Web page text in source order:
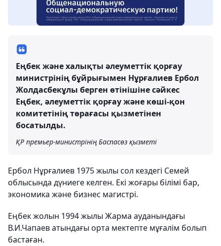
Еңбек және халықты әлеуметтік қорғау
министрінің бұйрығымен Нұрғалиев Ербол
Жолдасбекұлы берген өтінішіне сәйкес
Еңбек, әлеуметтік қорғау және көші-қон
комитетінің төрағасы қызметінен
босатылды.
ҚР премьер-министрінің Баспасөз қызметі
Ербол Нұрғалиев 1975 жылы сол кездегі Семей
облысында дүниеге келген. Екі жоғары білімі бар,
экономика және бизнес магистрі.
Еңбек жолын 1994 жылы Жарма ауданындағы
В.И.Чапаев атындағы орта мектепте мұғалім болып
бастаған.